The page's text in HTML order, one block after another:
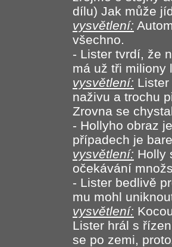
dílu) Jak může
vysvětlení:
všechno.
- Lister tvrdí, že
má už tři miliony
vysvětlení:
naživu a trochu
Zrovna se
- Hollyho obraz
případech je
vysvětlení: Holly
očekávání
- Lister bedlivě
mu mohl
vysvětlení:
Lister hrál s
se po zemi,